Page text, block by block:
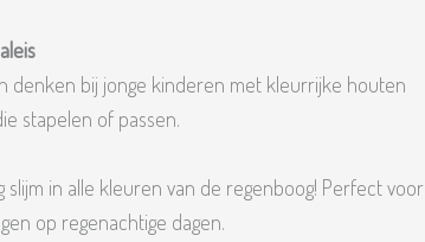
denken bij jonge kinderen met kleurrijke houten
stapelen of passen.
slijm in alle kleuren van de regenboog! Perfect voor
op regenachtige dagen.